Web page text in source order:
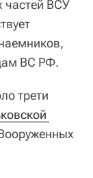
частей ВСУ
ВС РФ.
трети